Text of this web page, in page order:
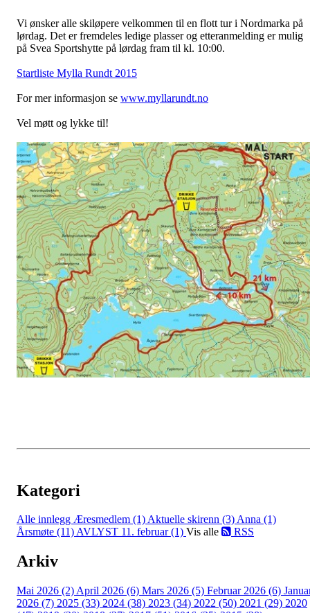
Vi ønsker alle skiløpere velkommen til en flott tur i Nordmarka på
lørdag. Det er fremdeles ledige plasser og etteranmelding er mulig
på Svea Sportshytte på lørdag fram til kl. 10:00.
Startliste Mylla Rundt 2015
For mer informasjon se www.myllarundt.no
Vel møtt og lykke til!
Kategori
Alle innlegg Æresmedlem (1)Aktuelle skirenn (3)Anna (1)
Årsmøte (11)AVLYST 11. februar (1) Vis alle RSS
Arkiv
Mai 2026 (2) April 2026 (6) Mars 2026 (5) Februar 2026 (6)
2026 (7) 2025 (33) 2024 (38) 2023 (34) 2022 (50) 2021 (29) 2020